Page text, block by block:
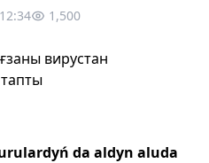
1,500
da aldyn aluda